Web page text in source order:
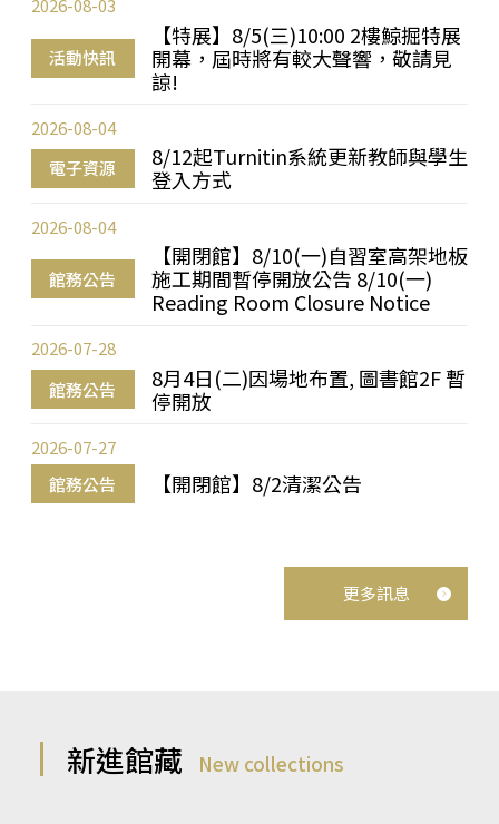
活動快訊
【特展】8/5(三)10:00 2樓鯨掘特展
開幕，屆時將有較大聲響，敬請見
諒!
2026-08-03
電子資源
8/12起Turnitin系統更新教師與學生
登入方式
2026-08-04
館務公告
【開閉館】8/10(一)自習室高架地板
施工期間暫停開放公告 8/10(一)
Reading Room Closure Notice
2026-08-04
館務公告
8月4日(二)因場地布置, 圖書館2F 暫
停開放
2026-07-28
館務公告 【開閉館】8/2清潔公告
2026-07-27
更多訊息
新進館藏 New collections